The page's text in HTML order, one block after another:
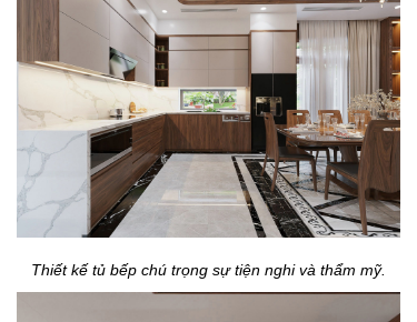
Thiết kế tủ bếp chú trọng sự tiện nghi và thẩm mỹ.